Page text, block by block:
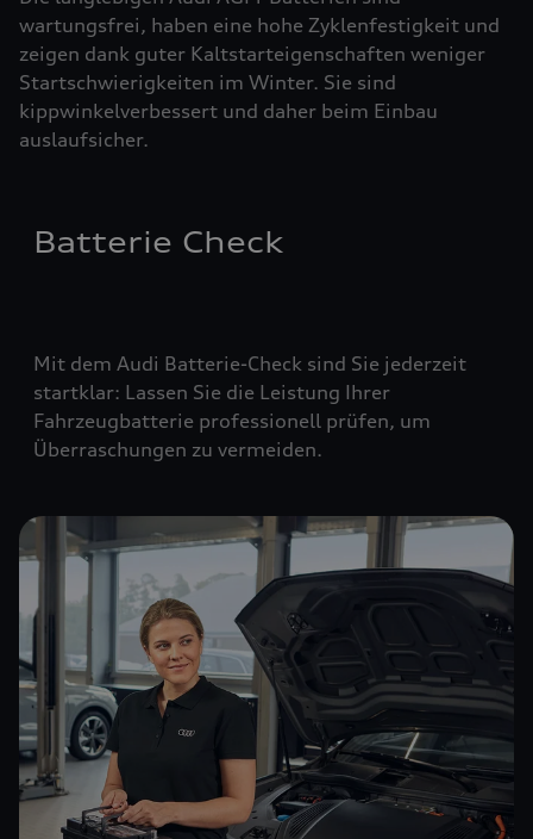
wartungsfrei, haben eine hohe Zyklenfestigkeit und
zeigen dank guter Kaltstarteigenschaften weniger
Startschwierigkeiten im Winter. Sie sind
kippwinkelverbessert und daher beim Einbau
auslaufsicher.
Batterie Check
Mit dem Audi Batterie-Check sind Sie jederzeit
startklar: Lassen Sie die Leistung Ihrer
Fahrzeugbatterie professionell prüfen, um
Überraschungen zu vermeiden.